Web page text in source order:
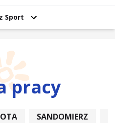
Sport
pracy
SANDOMIERZ